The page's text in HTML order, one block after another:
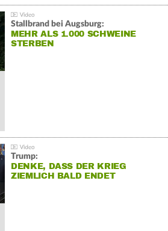
Stallbrand bei Augsburg:
MEHR ALS 1.000 SCHWEINE
STERBEN
Trump:
DENKE, DASS DER KRIEG
ZIEMLICH BALD ENDET